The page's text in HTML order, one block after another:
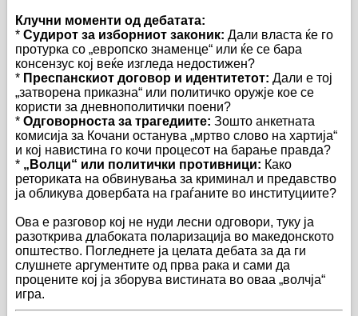
Клучни моменти од дебатата:
* Судирот за изборниот законик: Дали власта ќе го
протурка со „европско знаменце“ или ќе се бара
консензус кој веќе изгледа недостижен?
* Преспанскиот договор и идентитетот: Дали е тој
„затворена приказна“ или политичко оружје кое се
користи за дневнополитички поени?
* Одговорноста за трагедиите: Зошто анкетната
комисија за Кочани останува „мртво слово на хартија“
и кој навистина го кочи процесот на барање правда?
* „Волци“ или политички противници: Како
реториката на обвинувања за криминал и предавство
ја обликува довербата на граѓаните во институциите?
Ова е разговор кој не нуди лесни одговори, туку ја
разоткрива длабоката поларизација во македонското
општество. Погледнете ја целата дебата за да ги
слушнете аргументите од прва рака и сами да
процените кој ја зборува вистината во оваа „волчја“
игра.